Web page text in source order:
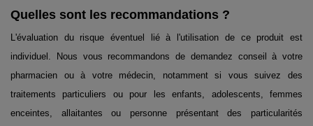
Quelles sont les recommandations ?
L'évaluation du risque éventuel lié à l'utilisation de ce produit est
individuel. Nous vous recommandons de demandez conseil à votre
pharmacien ou à votre médecin, notamment si vous suivez des
traitements particuliers ou pour les enfants, adolescents, femmes
enceintes, allaitantes ou personne présentant des particularités